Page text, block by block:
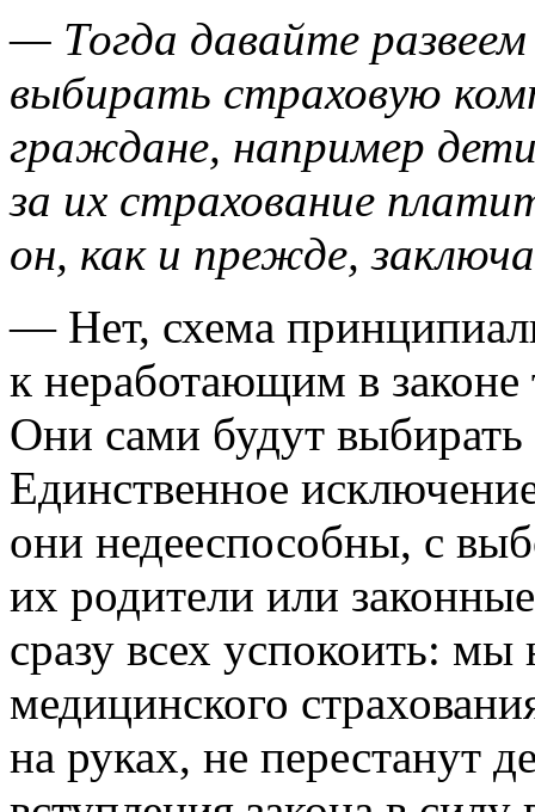
— Тогда давайте
выбирать страховую
граждане, например
за их страхование
он, как и прежде,
— Нет, схема
к неработающим в
Они сами будут
Единственное
они недееспособны, с
их родители или
сразу всех успокоить:
медицинского
на руках, не перестанут